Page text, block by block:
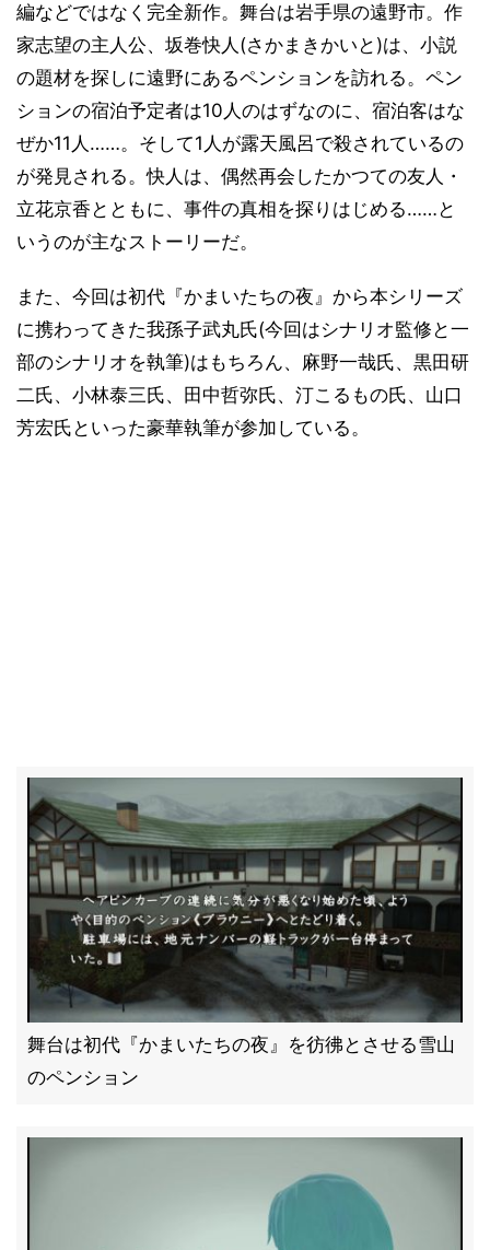
編などではなく完全新作。舞台は岩手県の遠野市。作
家志望の主人公、坂巻快人(さかまきかいと)は、小説
の題材を探しに遠野にあるペンションを訪れる。ペン
ションの宿泊予定者は10人のはずなのに、宿泊客はな
ぜか11人……。そして1人が露天風呂で殺されているの
が発見される。快人は、偶然再会したかつての友人・
立花京香とともに、事件の真相を探りはじめる……と
いうのが主なストーリーだ。
また、今回は初代『かまいたちの夜』から本シリーズ
に携わってきた我孫子武丸氏(今回はシナリオ監修と一
部のシナリオを執筆)はもちろん、麻野一哉氏、黒田研
二氏、小林泰三氏、田中哲弥氏、汀こるもの氏、山口
芳宏氏といった豪華執筆が参加している。
舞台は初代『かまいたちの夜』を彷彿とさせる雪山
のペンション